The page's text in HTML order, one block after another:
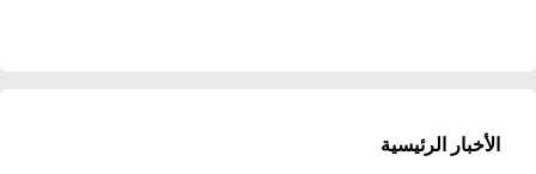
الأخبار الرئيسية